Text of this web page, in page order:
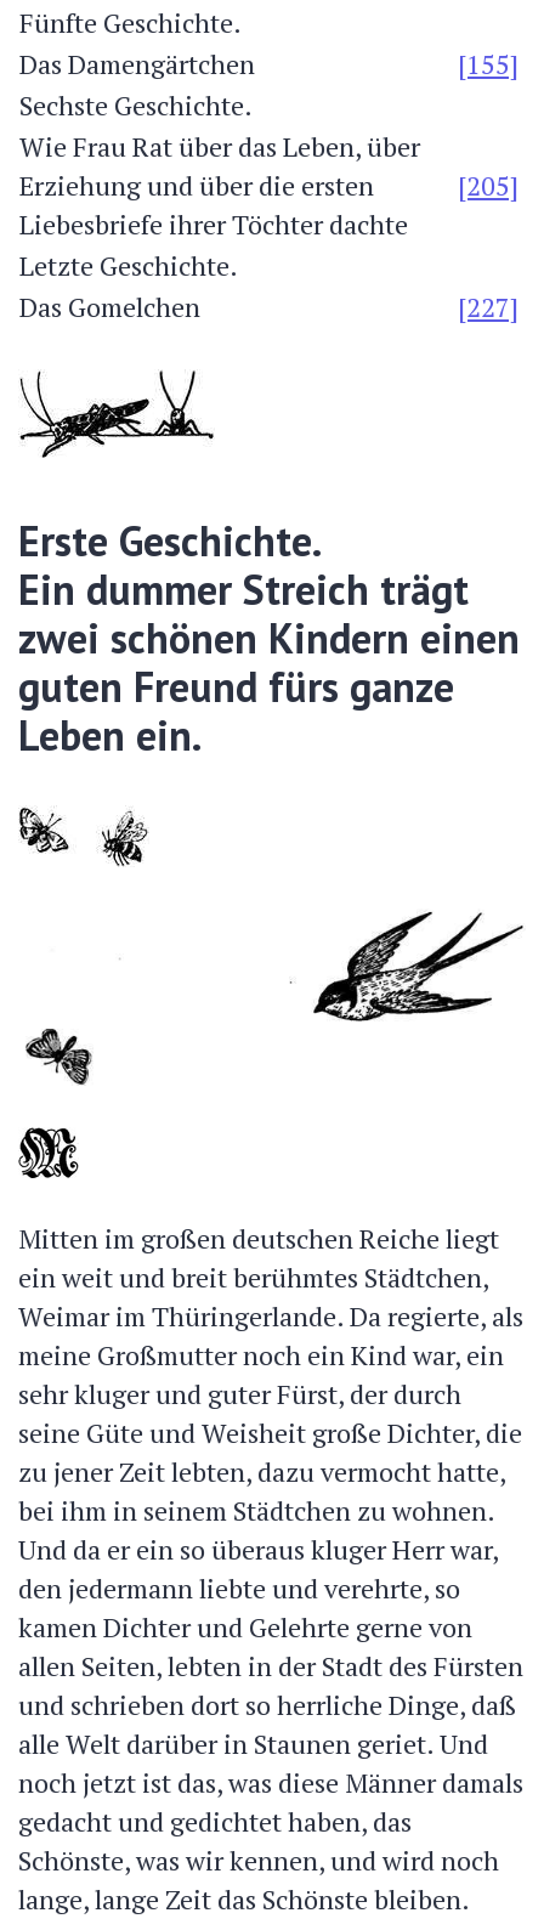
Fünfte Geschichte.
Das Damengärtchen
[155]
Sechste Geschichte.
Wie Frau Rat über das Leben, über
Erziehung und über die ersten
Liebesbriefe ihrer Töchter dachte
[205]
Letzte Geschichte.
Das Gomelchen
[227]
Erste Geschichte.
Ein dummer Streich trägt
zwei schönen Kindern einen
guten Freund fürs ganze
Leben ein.
Mitten im großen deutschen Reiche liegt
ein weit und breit berühmtes Städtchen,
Weimar im Thüringerlande. Da regierte, als
meine Großmutter noch ein Kind war, ein
sehr kluger und guter Fürst, der durch
seine Güte und Weisheit große Dichter, die
zu jener Zeit lebten, dazu vermocht hatte,
bei ihm in seinem Städtchen zu wohnen.
Und da er ein so überaus kluger Herr war,
den jedermann liebte und verehrte, so
kamen Dichter und Gelehrte gerne von
allen Seiten, lebten in der Stadt des Fürsten
und schrieben dort so herrliche Dinge, daß
alle Welt darüber in Staunen geriet. Und
noch jetzt ist das, was diese Männer damals
gedacht und gedichtet haben, das
Schönste, was wir kennen, und wird noch
lange, lange Zeit das Schönste bleiben.